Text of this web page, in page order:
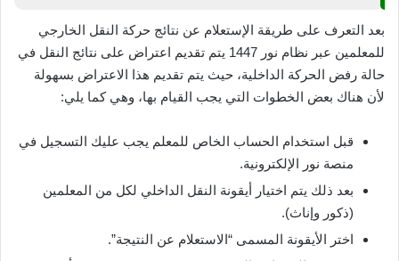
بعد التعرف على طريقة الإستعلام عن نتائج حركة النقل الخارجي
للمعلمين عبر نظام نور 1447 يتم تقديم اعتراض على نتائج النقل في
حالة رفض الحركة الداخلية، حيث يتم تقديم هذا الاعتراض بسهولة
لأن هناك بعض الخطوات التي يجب القيام بها، وهي كما يلي:
قبل استخدام الحساب الخاص للمعلم يجب عليك التسجيل في
منصة نور الإلكترونية.
بعد ذلك يتم اختيار أيقونة النقل الداخلي لكل من المعلمين
(ذكور وإناث).
اختر الأيقونة المسمى “الاستعلام عن النتيجة”.